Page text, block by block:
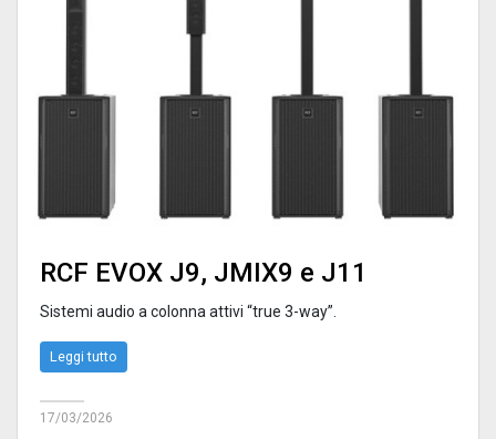
RCF EVOX J9, JMIX9 e J11
Sistemi audio a colonna attivi “true 3-way”.
Leggi tutto
17/03/2026